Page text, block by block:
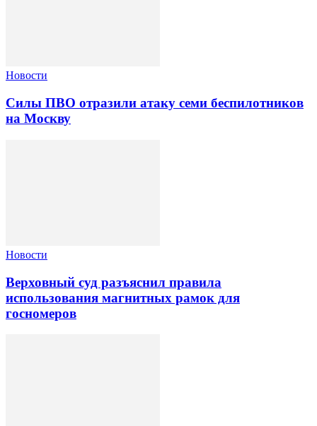
Новости
Силы ПВО отразили атаку семи беспилотников
на Москву
Новости
Верховный суд разъяснил правила
использования магнитных рамок для
госномеров